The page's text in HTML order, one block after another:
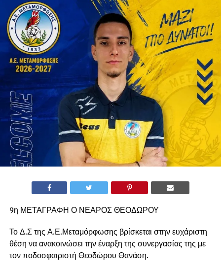
9η ΜΕΤΑΓΡΑΦΗ Ο ΝΕΑΡΟΣ ΘΕΟΔΩΡΟΥ
Το Δ.Σ της Α.Ε.Μεταμόρφωσης βρίσκεται στην ευχάριστη
θέση να ανακοινώσει την έναρξη της συνεργασίας της με
τον ποδοσφαιριστή Θεοδώρου Θανάση.